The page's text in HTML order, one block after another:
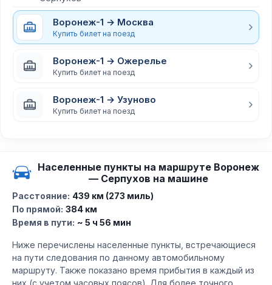
Воронеж-1 → Москва
Купить билет на поезд
Воронеж-1 → Ожерелье
Купить билет на поезд
Воронеж-1 → Узуново
Купить билет на поезд
Населенные пункты на маршруте Воронеж
— Серпухов на машине
Расстояние: 439 км (273 миль)
По прямой: 384 км
Время в пути: ~ 5 ч 56 мин
Ниже перечислены населенные пункты, встречающиеся
на пути следования по данному автомобильному
маршруту. Также показано время прибытия в каждый из
них (с учетом часовых поясов). Для более точного